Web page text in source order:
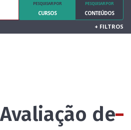
PESQUISAR POR
CURSOS
PESQUISAR POR
CONTEÚDOS
+ FILTROS
de